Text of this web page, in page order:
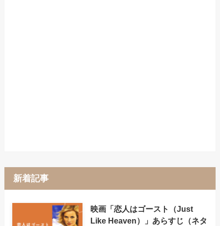
新着記事
映画「恋人はゴースト（Just
Like Heaven）」あらすじ（ネタ